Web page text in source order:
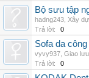
Bộ sưu tập
hadng243 Xây
Trả lời:
0
Sofa da
vyvy937 Giao lưu
Trả lời:
0